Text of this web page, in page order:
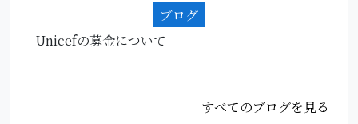
ブログ
Unicefの募金について
すべてのブログを見る